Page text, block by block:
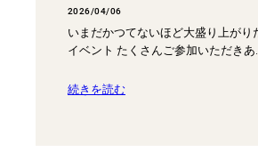
2026/04/06
いまだかつてないほど大盛り上がり
イベント たくさんご参加いただきあ
続きを読む